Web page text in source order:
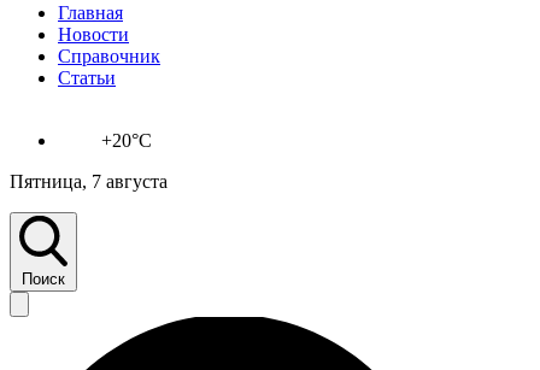
Главная
Новости
Справочник
Статьи
+20°C
Пятница, 7 августа
Поиск